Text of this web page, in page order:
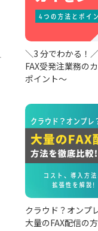
＼3 分でわかる！／
FAX受発注業務の
ポイント～
クラウド？オンプ
大量のFAX配信の